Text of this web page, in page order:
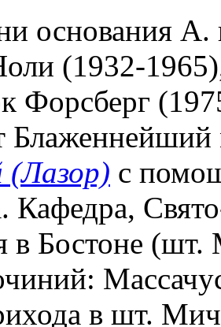
основания А.
(1932-
Форсберг
(Лазор) с
Кафедра,
в Бостоне (шт.
в шт.